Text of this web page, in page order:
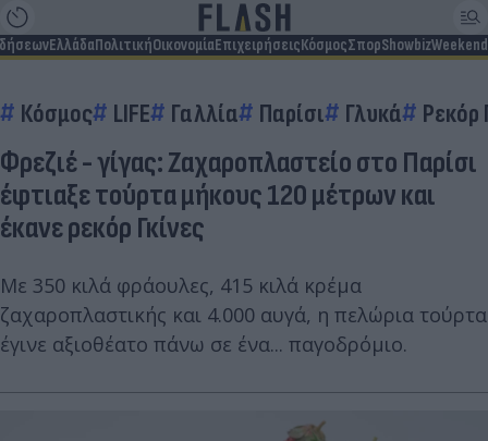
ΕλλάδαΠολιτικήΟικονομίαΕπιχειρήσειςΚόσμοςΣπορShowbizWeekend
Κόσμος LIFE Γαλλία Παρίσι Γλυκά Ρεκόρ
Φρεζιέ - γίγας: Ζαχαροπλαστείο στο Παρίσι
έφτιαξε τούρτα μήκους 120 μέτρων και
έκανε ρεκόρ Γκίνες
Με 350 κιλά φράουλες, 415 κιλά κρέμα
ζαχαροπλαστικής και 4.000 αυγά, η πελώρια τούρτα
έγινε αξιοθέατο πάνω σε ένα... παγοδρόμιο.